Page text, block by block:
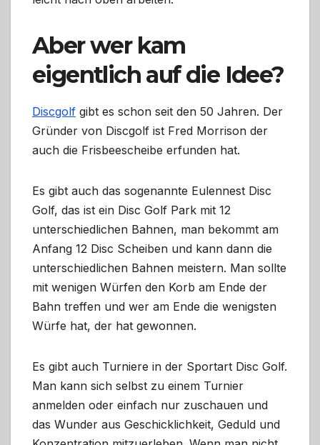
Aber wer kam
eigentlich auf die Idee?
Discgolf gibt es schon seit den 50 Jahren. Der
Gründer von Discgolf ist Fred Morrison der
auch die Frisbeescheibe erfunden hat.
Es gibt auch das sogenannte Eulennest Disc
Golf, das ist ein Disc Golf Park mit 12
unterschiedlichen Bahnen, man bekommt am
Anfang 12 Disc Scheiben und kann dann die
unterschiedlichen Bahnen meistern. Man sollte
mit wenigen Würfen den Korb am Ende der
Bahn treffen und wer am Ende die wenigsten
Würfe hat, der hat gewonnen.
Es gibt auch Turniere in der Sportart Disc Golf.
Man kann sich selbst zu einem Turnier
anmelden oder einfach nur zuschauen und
das Wunder aus Geschicklichkeit, Geduld und